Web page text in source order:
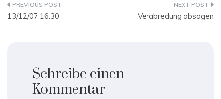
Beitragsnavigation
13/12/07 16:30 Verabredung absagen
Schreibe einen
Kommentar